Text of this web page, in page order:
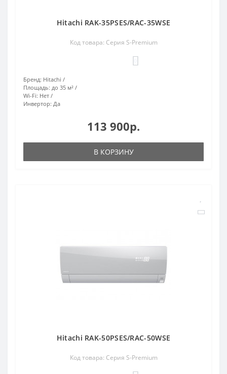
Hitachi RAK-35PSES/RAC-35WSE
Код товара: Серия S-Premium
Бренд: Hitachi
Площадь: до 35 м²
Wi-Fi: Нет
Инвертор: Да
113 900р.
В КОРЗИНУ
Hitachi RAK-50PSES/RAC-50WSE
Код товара: Серия S-Premium